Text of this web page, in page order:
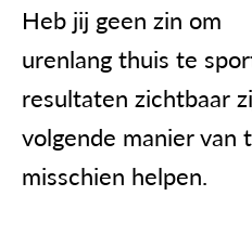
Heb jij geen zin om
urenlang thuis te
resultaten zichtbaar
volgende manier van
misschien helpen.